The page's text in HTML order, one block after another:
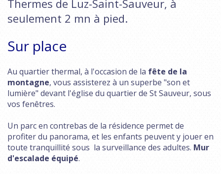
Thermes de Luz-Saint-Sauveur, à
seulement 2 mn à pied.
Sur place
Au quartier thermal, à l'occasion de la fête de la
montagne, vous assisterez à un superbe "son et
lumière" devant l'église du quartier de St Sauveur, sous
vos fenêtres.
Un parc en contrebas de la résidence permet de
profiter du panorama, et les enfants peuvent y jouer en
toute tranquillité sous la surveillance des adultes. Mur
d'escalade équipé.